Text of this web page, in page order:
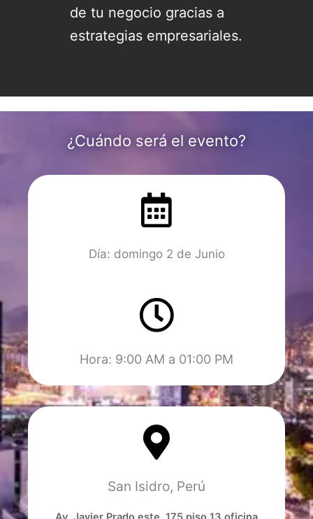
de tu negocio gracias a
estrategias empresariales.
¿Cuándo será el evento?
Día: domingo 2 de Junio
Hora: 9:00 AM a 01:00 PM
San Isidro, Perú